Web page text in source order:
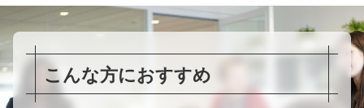
こんな方におすすめ